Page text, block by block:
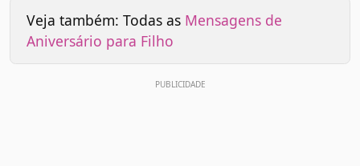
Veja também: Todas as Mensagens de
Aniversário para Filho